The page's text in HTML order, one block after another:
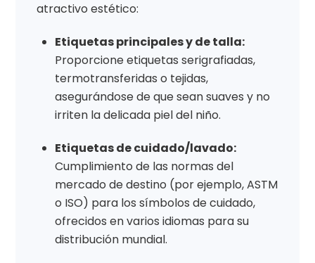
atractivo estético:
Etiquetas principales y de talla:
Proporcione etiquetas serigrafiadas,
termotransferidas o tejidas,
asegurándose de que sean suaves y no
irriten la delicada piel del niño.
Etiquetas de cuidado/lavado:
Cumplimiento de las normas del
mercado de destino (por ejemplo, ASTM
o ISO) para los símbolos de cuidado,
ofrecidos en varios idiomas para su
distribución mundial.